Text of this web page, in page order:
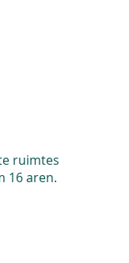
ruimtes
16 aren.